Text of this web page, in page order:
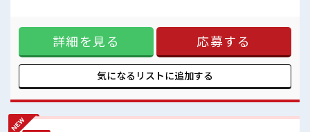
同じ境遇の方も多数活躍中！
高収入もバッチリ目指せますよ！
さ”と“手厚いサポート”で選ばれている派遣会社です。
Google口コミ評価は【★4.2】。地域トップクラスの評価を
いただき、対応の丁寧さや迅速なフォロー体制が高く支持さ
れています。実際の口コミでも、 「親身になって相談に乗っ
てくれた」 「紹介までのスピードが早い」 「働き始めてから
もずっと気にかけてくれて安心」 という喜びの声を多数いた
わからない」という方もご安心ください。 富士・富士宮・沼
津・三島・伊豆の国・御殿場・小山町エリアでの仕事探しな
詳細を見る 応募する
気になるリストに追加する